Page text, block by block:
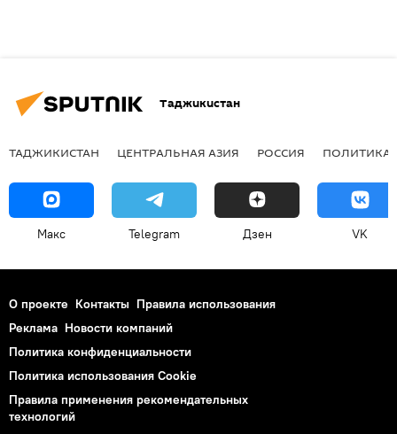
Таджикистан
ТАДЖИКИСТАН ЦЕНТРАЛЬНАЯ АЗИЯ РОССИЯ ПОЛИТИКА
Макс Telegram Дзен VK
О проекте Контакты Правила использования
Реклама Новости компаний
Политика конфиденциальности
Политика использования Cookie
Правила применения рекомендательных
технологий